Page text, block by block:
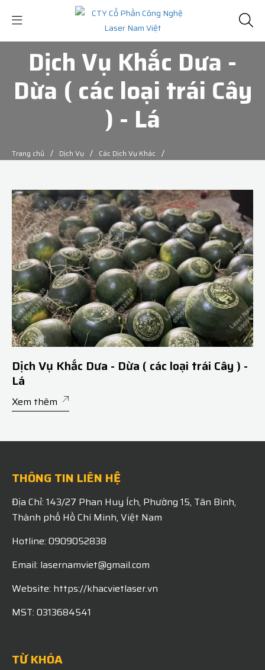
Dịch Vụ Khắc Dưa -
Dừa ( các loại trái Cây
) - Lá
Trang chủ / Dịch Vụ / Các Dịch Vụ Khác /
Dịch Vụ Khắc Dưa - Dừa ( các loại trái Cây ) -
Lá
Xem thêm
THÔNG TIN LIÊN HỆ
Địa Chỉ: 143/27 Phan Huy Ích, Phường 15, Tân Bình,
Thành phố Hồ Chí Minh, Việt Nam
Hotline: 0909052838
Email: lasernamviet@gmail.com
Website: https://khacvietlaser.vn
MST: 0313684541
TỪ KHÓA